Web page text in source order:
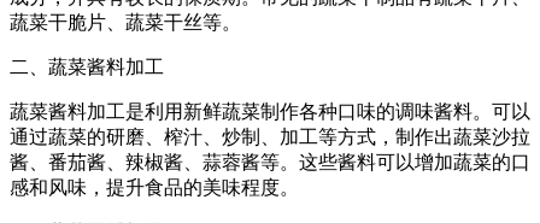
蔬菜干脆片、蔬菜干丝等。
二、蔬菜酱料加工
蔬菜酱料加工是利用新鲜蔬菜制作各种口味的调味酱料。可以
通过蔬菜的研磨、榨汁、炒制、加工等方式，制作出蔬菜沙拉
酱、番茄酱、辣椒酱、蒜蓉酱等。这些酱料可以增加蔬菜的口
感和风味，提升食品的美味程度。